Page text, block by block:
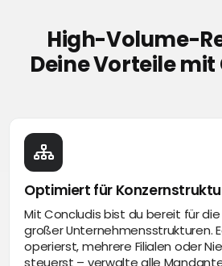
High-Volume-
Deine Vorteile
Optimiert für
Mit Concludis bist du bereit für
großer Unternehmensstrukturen.
operierst, mehrere Filialen oder
steuerst – verwalte alle